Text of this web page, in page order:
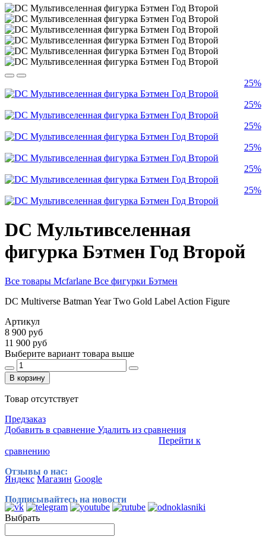
25%
25%
25%
25%
25%
25%
DC Мультивселенная
фигурка Бэтмен Год Второй
Все товары Mcfarlane Все фигурки Бэтмен
DC Multiverse Batman Year Two Gold Label Action Figure
Артикул
8 900 руб
11 900 руб
Выберите вариант товара выше
В корзину
Товар отсутствует
Предзаказ
Добавить в сравнение Удалить из сравнения
Перейти к
сравнению
Отзывы о нас:
Яндекс Магазин Google
Подписывайтесь на новости
Выбрать